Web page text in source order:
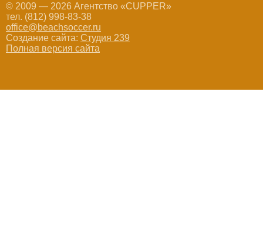
© 2009 — 2026 Агентство «CUPPER»
тел. (812) 998-83-38
office@beachsoccer.ru
Создание сайта: Студия 239
Полная версия сайта